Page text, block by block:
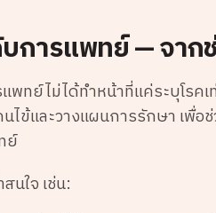
การแพทย์ — จาก
พทย์ไม่ได้ทำหน้าที่แค่ระบุโรค
ข้และวางแผนการรักษา เพื่อ
ย์
นใจ เช่น: